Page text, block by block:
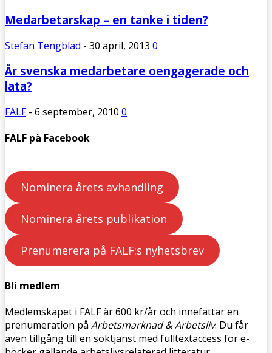
Medarbetarskap – en tanke i tiden?
Stefan Tengblad - 30 april, 2013 0
Är svenska medarbetare oengagerade och
lata?
FALF - 6 september, 2010 0
FALF på Facebook
Nominera årets avhandling
Nominera årets publikation
Prenumerera på FALF:s nyhetsbrev
Bli medlem
Medlemskapet i FALF är 600 kr/år och innefattar en
prenumeration på Arbetsmarknad & Arbetsliv. Du får
även tillgång till en söktjänst med fulltextaccess för e-